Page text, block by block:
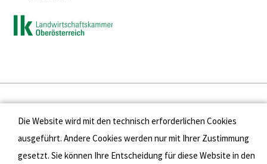
Presse
Kontakt
Die Website wird mit den technisch erforderlichen Cookies
ausgeführt. Andere Cookies werden nur mit Ihrer Zustimmung
gesetzt. Sie können Ihre Entscheidung für diese Website in den